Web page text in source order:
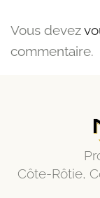
Vous devez
commentaire.
Côte-Rôtie,